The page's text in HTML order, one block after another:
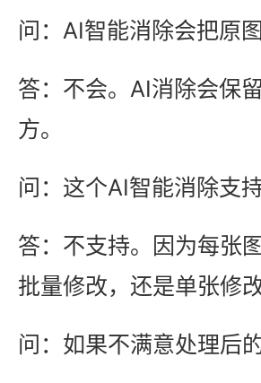
问：AI智能消除会把原
答：不会。AI消除会保
方。
问：这个AI智能消除支
答：不支持。因为每张
批量修改，还是单张修
问：如果不满意处理后